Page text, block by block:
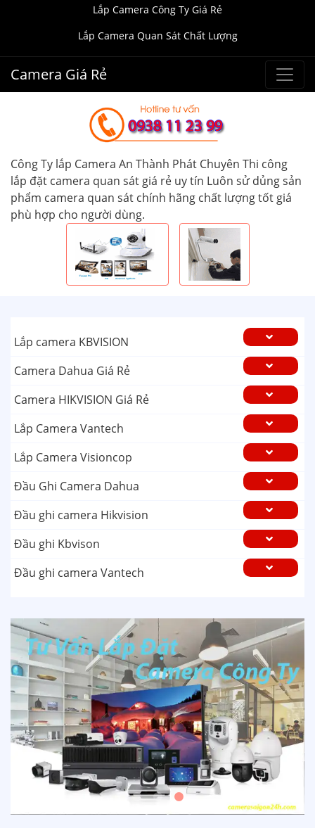
Lắp Camera Công Ty Giá Rẻ
Lắp Camera Quan Sát Chất Lượng
Camera Giá Rẻ
Công Ty lắp Camera An Thành Phát Chuyên Thi công
lắp đặt camera quan sát giá rẻ uy tín Luôn sử dủng sản
phẩm camera quan sát chính hãng chất lượng tốt giá
phù hợp cho người dùng.
Lắp camera KBVISION
Camera Dahua Giá Rẻ
Camera HIKVISION Giá Rẻ
Lắp Camera Vantech
Lắp Camera Visioncop
Đầu Ghi Camera Dahua
Đầu ghi camera Hikvision
Đầu ghi Kbvison
Đầu ghi camera Vantech